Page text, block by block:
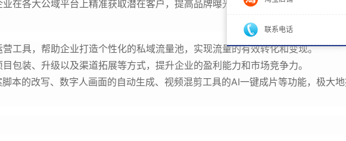
在各大公域平台上精准获取潜在客户，提高品牌曝光度和市场影响力。
工具，帮助企业打造个性化的私域流量池，实现流量的有效转化和变现。
包装、升级以及渠道拓展等方式，提升企业的盈利能力和市场竞争力。
本的改写、数字人画面的自动生成、视频混剪工具的AI一键成片等功能，极大
联系电话